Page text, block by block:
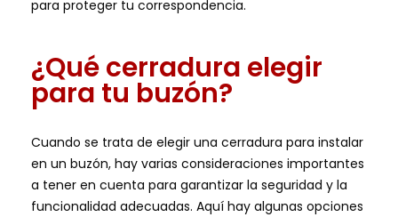
para proteger tu correspondencia.
¿Qué cerradura elegir
para tu buzón?
Cuando se trata de elegir una cerradura para instalar
en un buzón, hay varias consideraciones importantes
a tener en cuenta para garantizar la seguridad y la
funcionalidad adecuadas. Aquí hay algunas opciones